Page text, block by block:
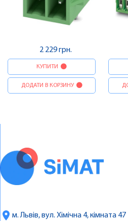
2 229 грн.
КУПИТИ
ДОДАТИ В КОРЗИНУ
м. Львів, вул. Хімічна 4, кімната 47